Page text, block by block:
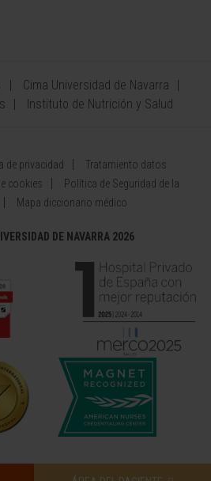
Cima Universidad de Navarra
Instituto de Nutrición y Salud
de privacidad
Tratamiento datos
cookies
Política de Seguridad de la
Mapa diccionario médico
DE NAVARRA 2026